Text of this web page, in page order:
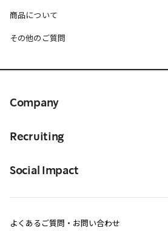
商品について
その他のご質問
Company
Recruiting
Social Impact
よくあるご質問・お問い合わせ